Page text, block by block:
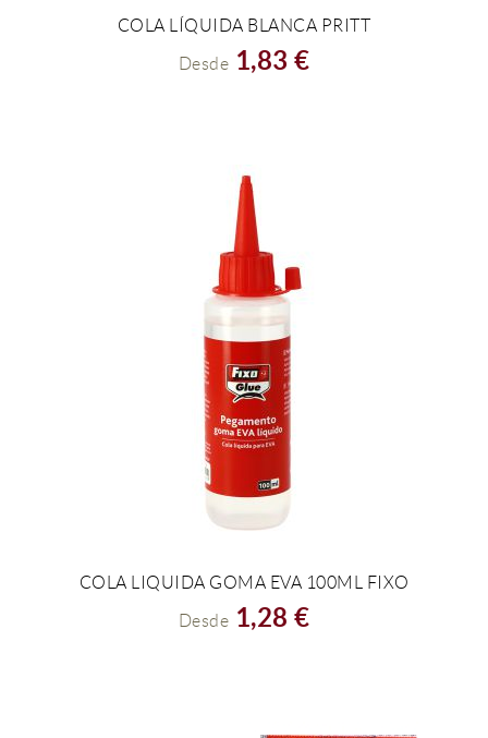
COLA LÍQUIDA BLANCA PRITT
Desde 1,83 €
COLA LIQUIDA GOMA EVA 100ML FIXO
Desde 1,28 €